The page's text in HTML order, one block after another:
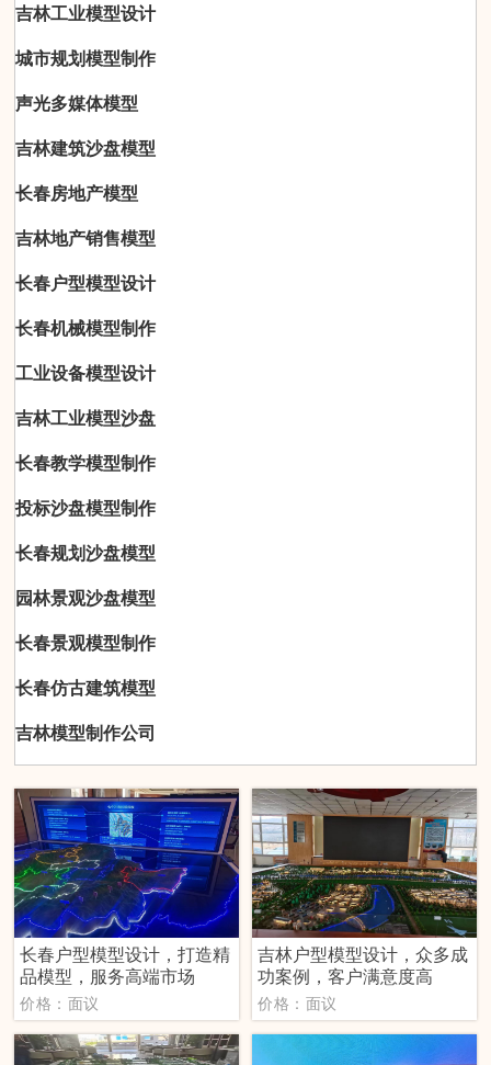
吉林工业模型设计
城市规划模型制作
声光多媒体模型
吉林建筑沙盘模型
长春房地产模型
吉林地产销售模型
长春户型模型设计
长春机械模型制作
工业设备模型设计
吉林工业模型沙盘
长春教学模型制作
投标沙盘模型制作
长春规划沙盘模型
园林景观沙盘模型
长春景观模型制作
长春仿古建筑模型
吉林模型制作公司
长春户型模型设计，打造精
品模型，服务高端市场
价格：面议
吉林户型模型设计，众多成
功案例，客户满意度高
价格：面议